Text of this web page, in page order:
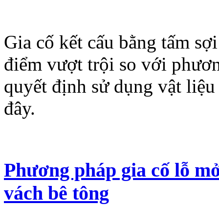
Gia cố kết cấu bằng tấm
điểm vượt trội so với
quyết định sử dụng vật
đây.
Phương pháp gia cố lỗ
vách bê tông